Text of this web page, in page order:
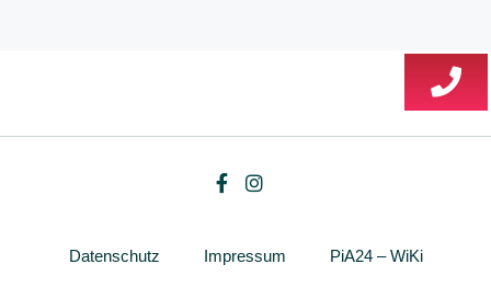
Datenschutz Impressum PiA24 – WiKi